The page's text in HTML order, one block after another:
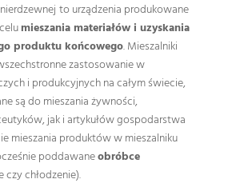
to urządzenia produkowane
mieszania materiałów i uzyskania
produktu końcowego. Mieszalniki
zastosowanie w
i produkcyjnych na całym świecie,
są do mieszania żywności,
jak i artykułów gospodarstwa
mieszania produktów w mieszalniku
poddawaneobróbce
czy chłodzenie).